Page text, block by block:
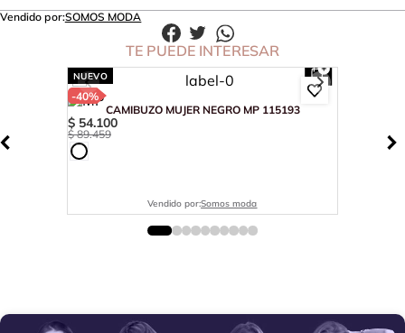
Vendido por:SOMOS MODA
TE PUEDE INTERESAR
NUEVO
-40%
CAMIBUZO MUJER NEGRO MP 115193
$ 54.100
$ 89.459
Vendido por:Somos moda